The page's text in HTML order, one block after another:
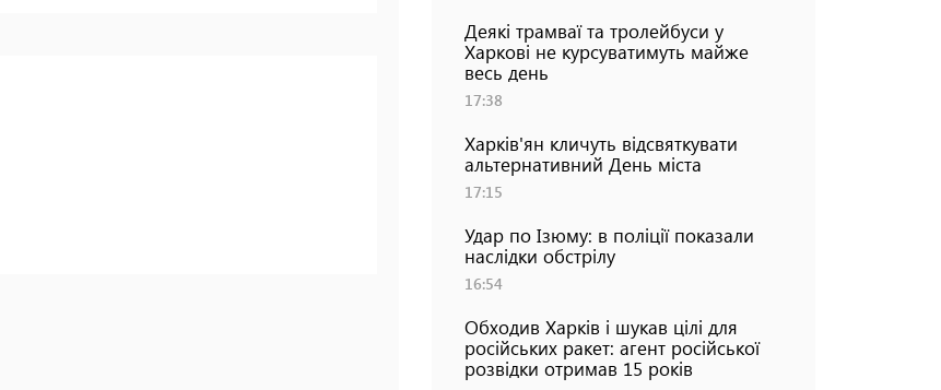
Деякі трамваї та тролейбуси у
Харкові не курсуватимуть майже
весь день
17:38
Харків'ян кличуть відсвяткувати
альтернативний День міста
17:15
Удар по Ізюму: в поліції показали
наслідки обстрілу
16:54
Обходив Харків і шукав цілі для
російських ракет: агент російської
розвідки отримав 15 років